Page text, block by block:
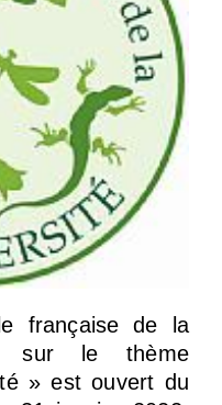
française de la
sur le thème
» est ouvert du